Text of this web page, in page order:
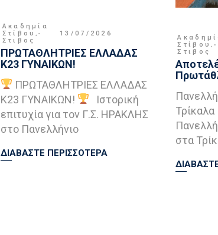
Ακαδημία
Στίβου ,
Στιβος
13/07/2026
ΠΡΩΤΑΘΛΗΤΡΙΕΣ ΕΛΛΑΔΑΣ
Κ23 ΓΥΝΑΙΚΩΝ!
ΠΡΩΤΑΘΛΗΤΡΙΕΣ ΕΛΛΑΔΑΣ
Κ23 ΓΥΝΑΙΚΩΝ!
Ιστορική
επιτυχία για τον Γ.Σ. ΗΡΑΚΛΗΣ
στο Πανελλήνιο
ΔΙΑΒΑΣΤΕ ΠΕΡΙΣΣΟΤΕΡΑ
Στίβου ,
Στιβος
στα